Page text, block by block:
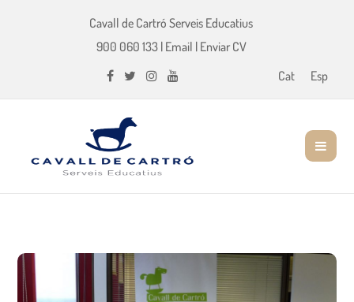
Cavall de Cartró Serveis Educatius
900 060 133| Email | Enviar CV
Cat
Esp